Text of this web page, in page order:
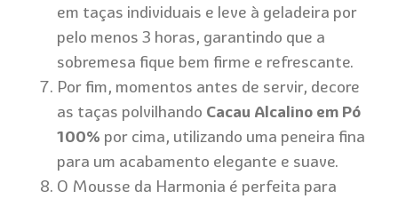
em taças individuais e leve à geladeira por
pelo menos 3 horas, garantindo que a
sobremesa fique bem firme e refrescante.
Por fim, momentos antes de servir, decore
as taças polvilhando Cacau Alcalino em Pó
100% por cima, utilizando uma peneira fina
para um acabamento elegante e suave.
O Mousse da Harmonia é perfeita para